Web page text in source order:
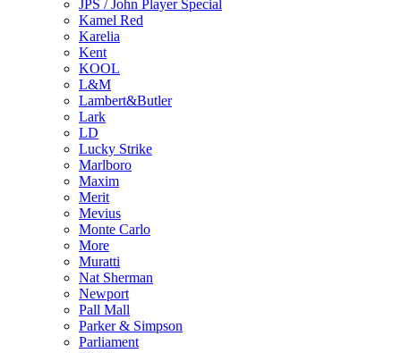
JPS / John Player Special
Kamel Red
Karelia
Kent
KOOL
L&M
Lambert&Butler
Lark
LD
Lucky Strike
Marlboro
Maxim
Merit
Mevius
Monte Carlo
More
Muratti
Nat Sherman
Newport
Pall Mall
Parker & Simpson
Parliament